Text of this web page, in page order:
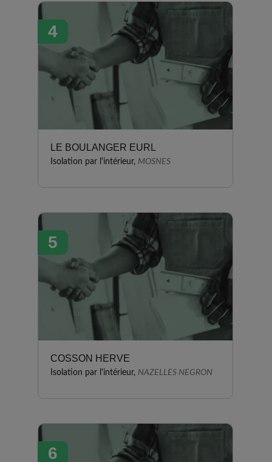
4
LE BOULANGER EURL
Isolation par l'intérieur, MOSNES
5
COSSON HERVE
Isolation par l'intérieur, NAZELLES NEGRON
6